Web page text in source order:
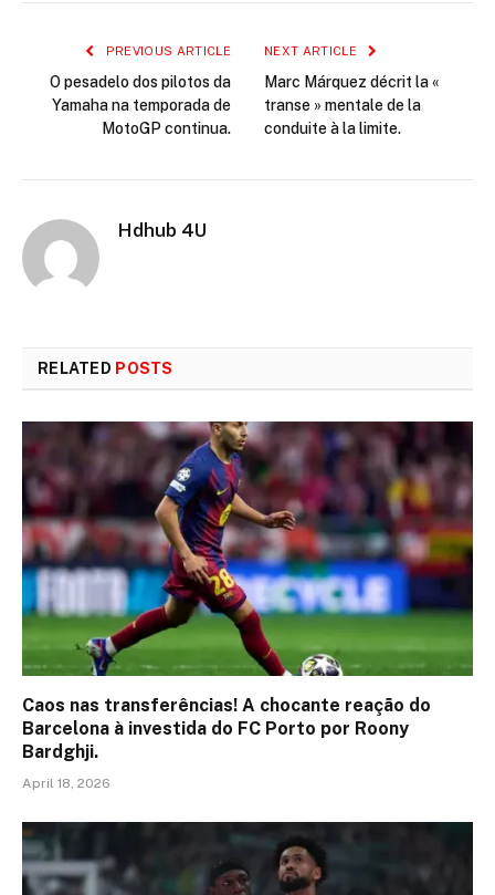
PREVIOUS ARTICLE
O pesadelo dos pilotos da
Yamaha na temporada de
MotoGP continua.
NEXT ARTICLE
Marc Márquez décrit la «
transe » mentale de la
conduite à la limite.
Hdhub 4U
RELATED POSTS
Caos nas transferências! A chocante reação do
Barcelona à investida do FC Porto por Roony
Bardghji.
April 18, 2026